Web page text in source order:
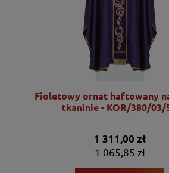
Fioletowy ornat haftowany
tkaninie - KOR/380/03/
1 311,00 zł
1 065,85 zł